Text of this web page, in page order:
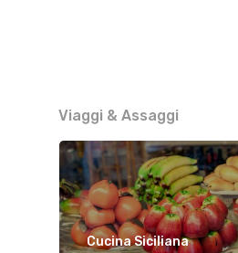
Viaggi & Assaggi
Cucina Siciliana